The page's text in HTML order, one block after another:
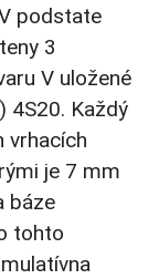
podstate
3
V uložené
4S20. Každý
vrhacích
je 7 mm
báze
tohto